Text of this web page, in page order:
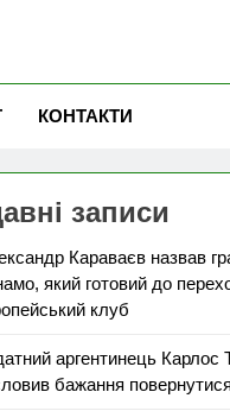
КОНТАКТИ
записи
Караваєв назвав
який готовий до
клуб
аргентинець Карлос
бажання